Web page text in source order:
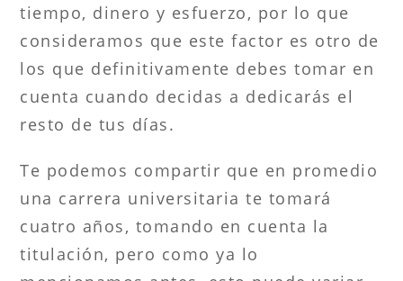
tiempo, dinero y esfuerzo, por lo que
consideramos que este factor es otro de
los que definitivamente debes tomar en
cuenta cuando decidas a dedicarás el
resto de tus días.
Te podemos compartir que en promedio
una carrera universitaria te tomará
cuatro años, tomando en cuenta la
titulación, pero como ya lo